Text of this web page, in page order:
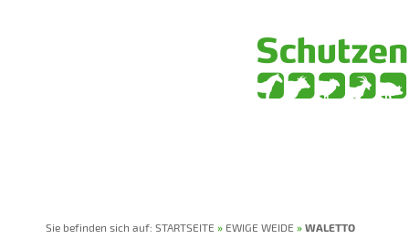
Sie befinden sich auf: STARTSEITE » EWIGE WEIDE » WALETTO